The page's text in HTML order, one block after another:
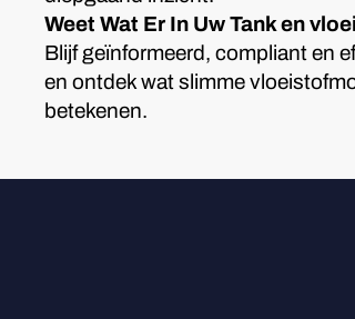
Weet Wat Er In Uw Tank en
Blijf geïnformeerd, compliant en
en ontdek wat slimme
betekenen.